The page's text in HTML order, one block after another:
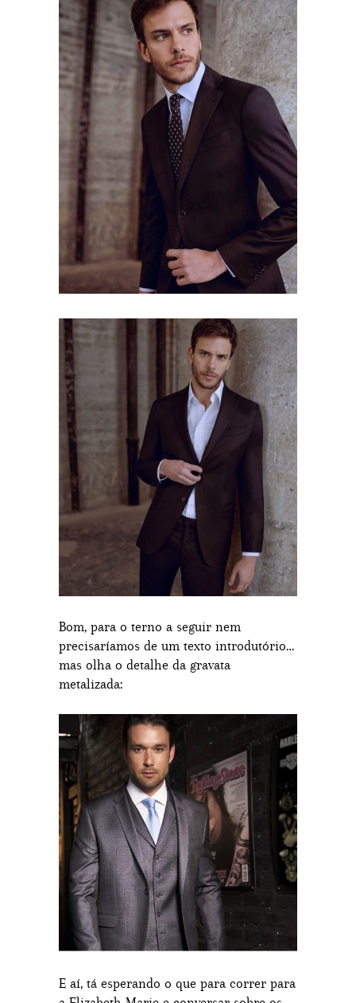
Bom, para o terno a seguir nem
precisaríamos de um texto introdutório…
mas olha o detalhe da gravata
metalizada:
E aí, tá esperando o que para correr para